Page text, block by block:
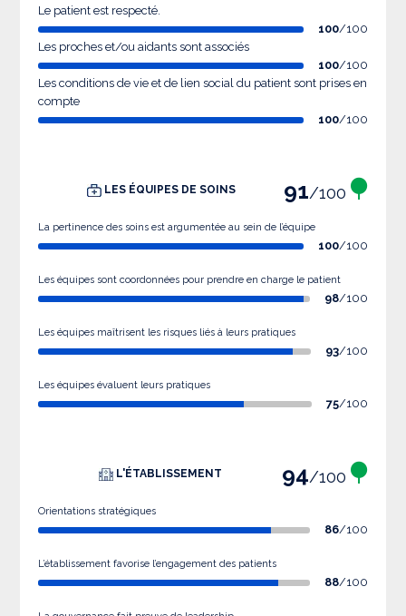
Le patient est respecté.
100/100
Les proches et/ou aidants sont associés
100/100
Les conditions de vie et de lien social du patient sont prises en
compte
100/100
LES ÉQUIPES DE SOINS 91/100
La pertinence des soins est argumentée au sein de l’équipe
100/100
Les équipes sont coordonnées pour prendre en charge le patient
98/100
Les équipes maîtrisent les risques liés à leurs pratiques
93/100
Les équipes évaluent leurs pratiques
75/100
L'ÉTABLISSEMENT 94/100
Orientations stratégiques
86/100
L’établissement favorise l’engagement des patients
88/100